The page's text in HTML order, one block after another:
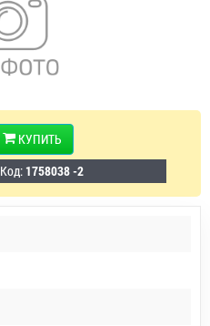
КУПИТЬ
Код: 1758038 -2